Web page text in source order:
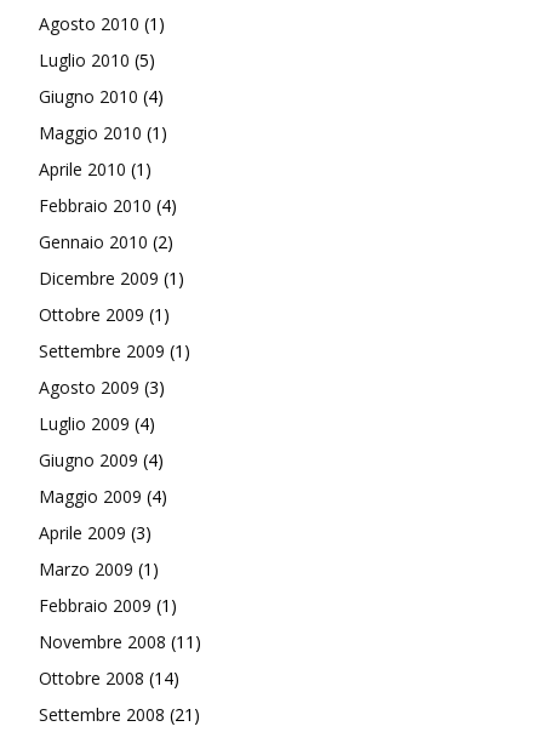
Agosto 2010 (1)
Luglio 2010 (5)
Giugno 2010 (4)
Maggio 2010 (1)
Aprile 2010 (1)
Febbraio 2010 (4)
Gennaio 2010 (2)
Dicembre 2009 (1)
Ottobre 2009 (1)
Settembre 2009 (1)
Agosto 2009 (3)
Luglio 2009 (4)
Giugno 2009 (4)
Maggio 2009 (4)
Aprile 2009 (3)
Marzo 2009 (1)
Febbraio 2009 (1)
Novembre 2008 (11)
Ottobre 2008 (14)
Settembre 2008 (21)